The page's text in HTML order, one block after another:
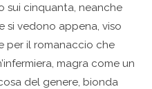
sui cinquanta, neanche
si vedono appena, viso
per il romanaccio che
magra come un
del genere, bionda